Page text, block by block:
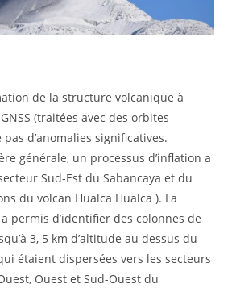
de la structure volcanique à
(traitées avec des orbites
d’anomalies significatives.
générale, un processus d’inflation a
Sud-Est du Sabancaya et du
du volcan Hualca Hualca ). La
permis d’identifier des colonnes de
3, 5 km d’altitude au dessus du
étaient dispersées vers les secteurs
Ouest et Sud-Ouest du